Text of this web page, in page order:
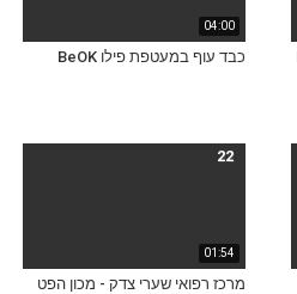
04:00
כבד עוף במעטפת פילו BeOK
01:54
22
מרכז רפואי שערי צדק - מכון הפט